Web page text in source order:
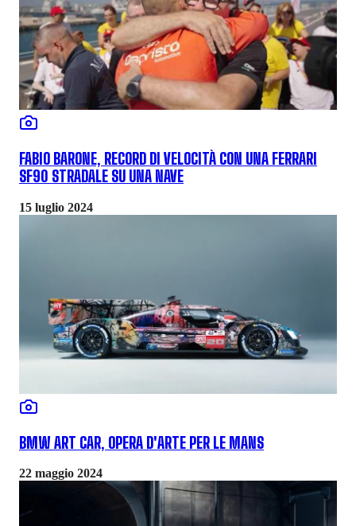
FABIO BARONE, RECORD DI VELOCITÀ CON UNA FERRARI
SF90 STRADALE SU UNA NAVE
15 luglio 2024
BMW ART CAR, OPERA D'ARTE PER LE MANS
22 maggio 2024